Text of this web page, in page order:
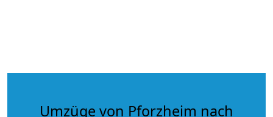
Umzüge von Pforzheim nach